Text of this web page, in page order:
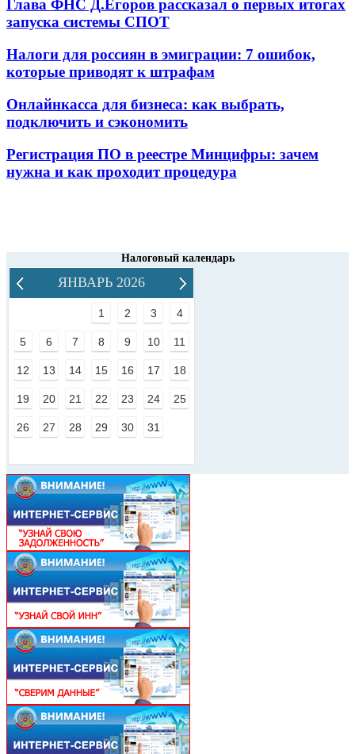
Глава ФНС Д.Егоров рассказал о первых итогах
запуска системы СПОТ
Налоги для россиян в эмиграции: 7 ошибок,
которые приводят к штрафам
Онлайнкасса для бизнеса: как выбрать,
подключить и сэкономить
Регистрация ПО в реестре Минцифры: зачем
нужна и как проходит процедура
Налоговый календарь
ЯНВАРЬ 2026
1 2 3 4
5 6 7 8 9 10 11
12 13 14 15 16 17 18
19 20 21 22 23 24 25
26 27 28 29 30 31